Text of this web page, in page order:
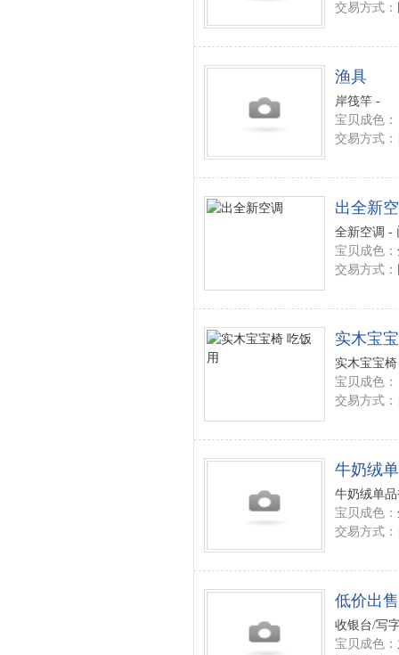
交易方式：
渔具
岸筏竿 -
宝贝成色：
交易方式：
出全新
全新空调 -
宝贝成色：
交易方式：
实木宝
实木宝宝
宝贝成色：
交易方式：
牛奶绒
牛奶绒单
宝贝成色：
交易方式：
低价出
收银台/写
宝贝成色：